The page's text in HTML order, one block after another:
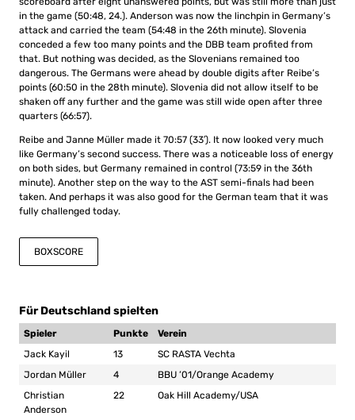
in the game (50:48, 24.). Anderson was now the linchpin in Germany’s
attack and carried the team (54:48 in the 26th minute). Slovenia
conceded a few too many points and the DBB team profited from
that. But nothing was decided, as the Slovenians remained too
dangerous. The Germans were ahead by double digits after Reibe’s
points (60:50 in the 28th minute). Slovenia did not allow itself to be
shaken off any further and the game was still wide open after three
quarters (66:57).
Reibe and Janne Müller made it 70:57 (33′). It now looked very much
like Germany’s second success. There was a noticeable loss of energy
on both sides, but Germany remained in control (73:59 in the 36th
minute). Another step on the way to the AST semi-finals had been
taken. And perhaps it was also good for the German team that it was
fully challenged today.
BOXSCORE
Für Deutschland spielten
Spieler Punkte
Verein
Jack Kayil
13
SC RASTA Vechta
Jordan Müller
4
BBU ’01/Orange Academy
Christian
Anderson
22 Oak Hill Academy/USA